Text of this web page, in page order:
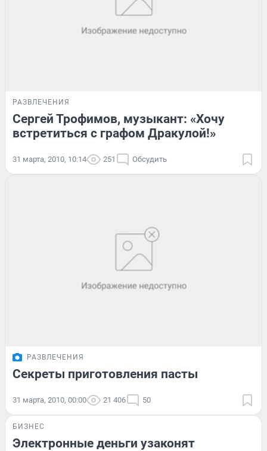
РАЗВЛЕЧЕНИЯ
Сергей Трофимов, музыкант: «Хочу
встретиться с графом Дракулой!»
31 марта, 2010, 10:14 251 Обсудить
РАЗВЛЕЧЕНИЯ
Секреты приготовления пасты
31 марта, 2010, 00:00 21 406 50
БИЗНЕС
Электронные деньги узаконят